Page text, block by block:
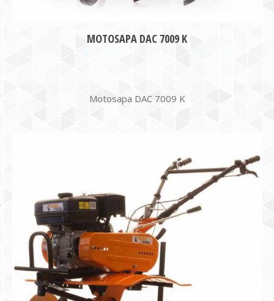
MOTOSAPA DAC 7009 K
Motosapa DAC 7009 K